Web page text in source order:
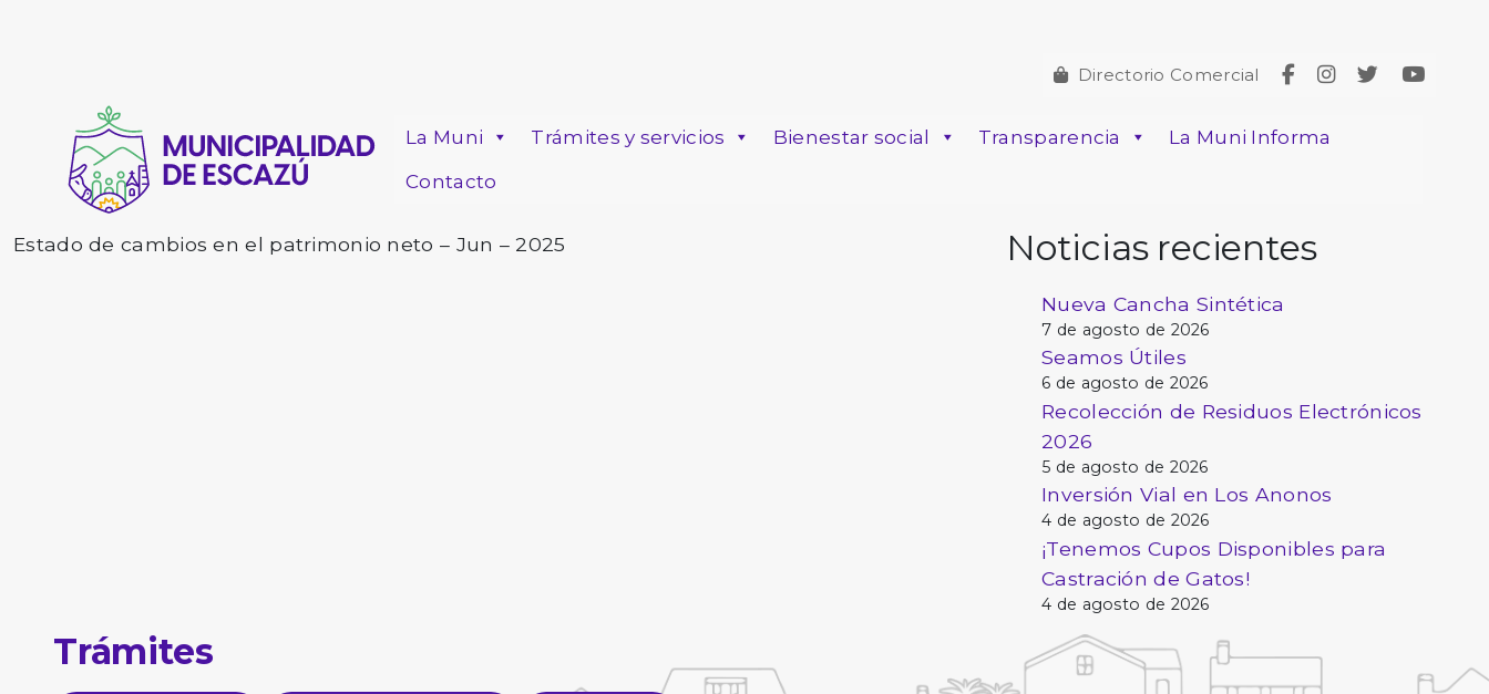
Directorio Comercial
La Muni Trámites y servicios Bienestar social Transparencia
La Muni Informa
Contacto
Estado de cambios en el patrimonio neto – Jun – 2025 Noticias recientes
Nueva Cancha Sintética
7 de agosto de 2026
Seamos Útiles
6 de agosto de 2026
Recolección de Residuos Electrónicos
2026
5 de agosto de 2026
Inversión Vial en Los Anonos
4 de agosto de 2026
¡Tenemos Cupos Disponibles para
Castración de Gatos!
4 de agosto de 2026
Trámites